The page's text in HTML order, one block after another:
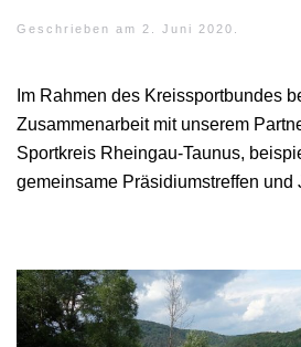
Geschrieben am 2. Juni 2020
Im Rahmen des Kreissportbundes
Zusammenarbeit mit unserem
Sportkreis Rheingau-Taunus,
gemeinsame Präsidiumstreffen und